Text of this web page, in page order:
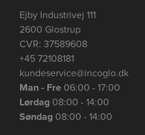
Ejby Industrivej 111
2600 Glostrup
CVR: 37589608
+45 72108181
kundeservice@incoglo.dk
Man - Fre 06:00 - 17:00
Lørdag 08:00 - 14:00
Søndag 08:00 - 14:00